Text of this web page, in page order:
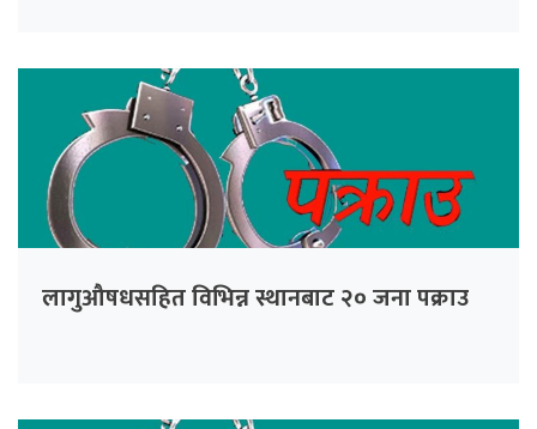
लागुऔषधसहित विभिन्न स्थानबाट २० जना पक्राउ